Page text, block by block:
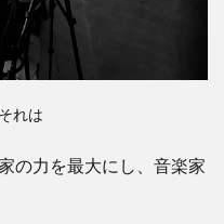
れは
の力を最大にし、音楽家